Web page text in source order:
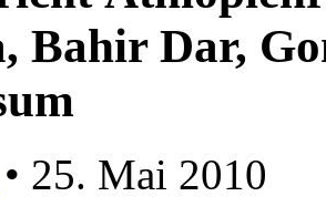
Bahir Dar,
• 25. Mai 2010